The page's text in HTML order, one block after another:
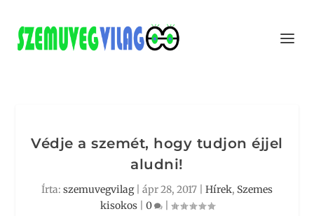
Védje a szemét, hogy tudjon éjjel
aludni!
Írta: szemuvegvilag| ápr 28, 2017 Hírek, Szemes
kisokos| 0 |